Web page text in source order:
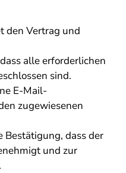
den Vertrag und
alle erforderlichen
sind.
E-Mail-
zugewiesenen
Bestätigung, dass der
und zur